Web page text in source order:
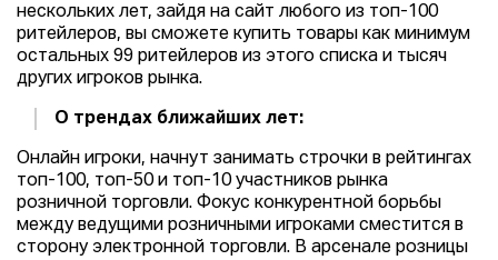
нескольких лет, зайдя на сайт любого из топ-100
ритейлеров, вы сможете купить товары как минимум
остальных 99 ритейлеров из этого списка и тысяч
других игроков рынка.
О трендах ближайших лет:
Онлайн игроки, начнут занимать строчки в рейтингах
топ-100, топ-50 и топ-10 участников рынка
розничной торговли. Фокус конкурентной борьбы
между ведущими розничными игроками сместится в
сторону электронной торговли. В арсенале розницы